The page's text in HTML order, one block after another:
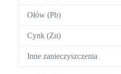
Ołów (Pb)
Cynk (Zn)
Inne zanieczyszczenia